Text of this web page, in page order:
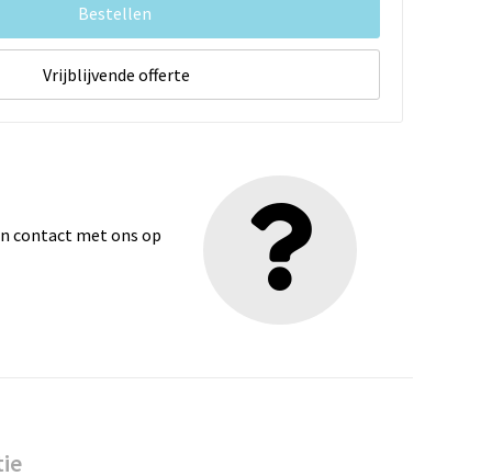
Bestellen
Vrijblijvende offerte
contact met ons op